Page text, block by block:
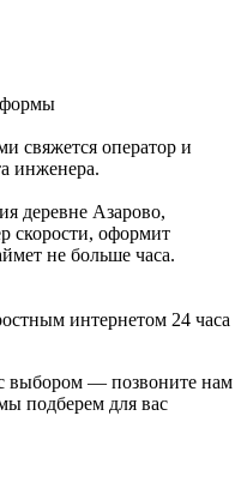
формы
свяжется оператор и
инженера.
деревне Азарово,
скорости, оформит
не больше часа.
интернетом 24 часа
выбором — позвоните нам
подберем для вас